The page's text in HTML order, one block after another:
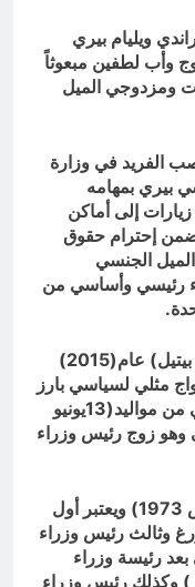
عام(2015) عين راندي ويليام بيري
متزوج وأب لطفين مبعوثاً
ومزدوجي الميل
الفريد في وزارة
بيري بمهامه
إلى أماكن
إحترام حقوق
الجنسي
رئيسي وأساسي من
تزوج رئيس وزراء لكسمبورغ(كزافييه بيتيل) عام(2015)
مثلي لسياسي بارز
في العالم. وغوتييه كريستيان ديستياني من مواليد(13يونيو
وهو زوج رئيس وزراء
أما (كزافييه بيتيل) من مواليد(3مارس 1973) ويعتبر أول
وثالث رئيس وزراء
رئيسة وزراء
وكذلك رئيس وزراء